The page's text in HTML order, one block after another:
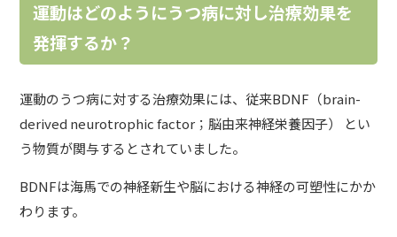
運動はどのようにうつ病に対し治療効果を
発揮するか？
運動のうつ病に対する治療効果には、従来BDNF（brain-
derived neurotrophic factor；脳由来神経栄養因子） とい
う物質が関与するとされていました。
BDNFは海馬での神経新生や脳における神経の可塑性にかか
わります。